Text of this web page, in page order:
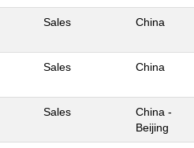
Sales China
Sales China
Sales
China -
Beijing